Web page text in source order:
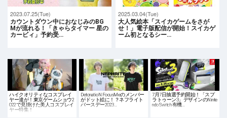
2023.07.25(Tue)
カウントダウン中におなじみのBG
Mが流れる！「きゃらタイマー 星の
カービィ」予約受…
2025.03.04(Tue)
大人気絵本「スイカゲームをさが
せ！」電子版配信が開始！スイカゲ
ーム初となるシー…
ハイクオリティなコスプレイ
ヤー達が！東京ゲームショウ2
022で見掛けた美人コスプレイ
ヤー特集！
DetonatioN FocusMeのメンバー
がドット絵に！？ネフライト
バースデー2023…
7月7日抽選予約開始！「スプ
ラトゥーン3」デザインのNinte
ndo Switch 有機…